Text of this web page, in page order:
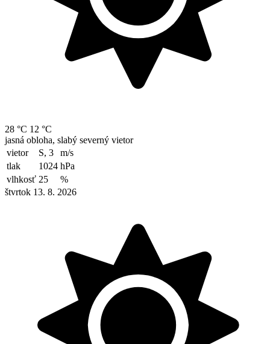
28 °C 12 °C
jasná obloha, slabý severný vietor
vietor
S, 3
m/s
tlak
1024 hPa
vlhkosť 25
%
štvrtok 13. 8. 2026